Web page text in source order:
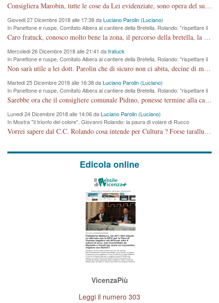
Comune si svegli"
Consigliera Marobin, tutte le cose da Lei evidenziate, sono opera del suo ex Assessore e compagno di Partito Antonio Marco Dalla Pozza Assessore alla "progettazione" di piste ciclabili e altre porcherie. A lui manderei il conto da saldare per incidenti e danni alle persone. E' ora che "finiamola." Avete perso rassegnatevi. qui IL SINDACO RUCCO NON C'ENTRA PER NIENTE. CAPITO!!!!!!!! Amen.
Giovedi 27 Dicembre 2018 alle 17:38 daLuciano Parolin (Luciano)
In Panettone e ruspe, Comitato Albera al cantiere della Bretella. Rolando: "rispettare il
cronoprogramma"
Caro fratuck, conosco molto bene la zona, il percorso della bretella, la situazione dei cittadini, abito in Viale Trento. A partire dal 2003 ho partecipato al Comitato di Maddalene pro bretella, e a riunioni propositive per apportare modifiche al progetto. Numerose mie foto del territorio sono arrivate a Roma, altri miei interventi (non graditi dalla Sx) sono stati pubblicati dal GdV, assieme ad altri come Ciro Asproso, ora favorevole alla bretella. Ho partecipato alla raccolta firme per la chiusura della strada x 5 giorni eseguita dal Sindaco Hullwech per sforamento 180 Micro/g. Pertanto come impegno per la tematica sono apposto con la coscienza. Ora il Progetto è partito, fine! Voglio dire che la nuova Giunta "comunale" non c'entra più. L'opera sarà "malauguratamente" eseguita, ma non con il mio placet. Il Consigliere Comunale dovrebbe capire che la campagna elettorale è finita, con buona pace di tutti. Quello che invece dovrebbe interessare è la proprietà della strada, dall'uscita autostradale Ovest, sino alla Rotatoria dell'Albara, vi sono tre possessori: Autostrade SpA; La Provincia, il Comune. Come la mettiamo per il futuro ? I costi, da 50 sono saliti a 100 milioni di € come dire 20 milioni a KM (!) da non credere. Comunque si farà. Ma nessuno canti Vittoria, anzi meglio non farne un ulteriore fatto "partitico" per questioni elettorali o di seggio. Se mi manda la sua mail, sono disponibile ad inviare i documenti e le foto sopra descritte. Con ossequi, Luciano Parolin
Mercoledi 26 Dicembre 2018 alle 21:41 dafratuck
In Panettone e ruspe, Comitato Albera al cantiere della Bretella. Rolando: "rispettare il
cronoprogramma"
Non sarà utile a lei dott. Parolin che di sicuro non ci abita, decine di migliaia di TIR, automobili e padroncini che passano quotidianamente per una strada appena rotabile, non è più possibile stendere i panni, attraversare la strada senza rischiare la morte, le case stanno crepando, i tempi sono cambiati e la bretella non passerà assolutamente per maddalene (ma cosa sta a dire?!), dia invece responsabilità a chi ha costruito tagliando la strada che doveva invece terminare a isola vicentina e non al moracchino lasciando Motta di Costabissara ancora in panne di traffico. I tempi sono cambiati dottore e se l'anagrafe della vita stagna nell'essere umano impressioni conservatrici, la società non le considera perchè va avanti, si industrializza e ha bisogno di infrastrutture e di sviluppo. Ultima considerazione, se è geloso di Rolando perchè vede in lui solo campagne politiche mentre si difendono i SOLI diritti dei cittadini, la preghiamo faccia considerazioni più appropriate. Saluti e complimenti per i suoi scritti.
Martedi 25 Dicembre 2018 alle 16:38 daLuciano Parolin (Luciano)
In Panettone e ruspe, Comitato Albera al cantiere della Bretella. Rolando: "rispettare il
cronoprogramma"
Sarebbe ora che il consigliere comunale Pidino, ponesse termine alla campagna elettorale nel territorio del suo seggio Villaggio del Sole. La tiraca è iniziata, distruggerà 6 km di prateria ovest della città, ricca di fonti e sorgenti d'acqua. I cittadini di Maddalene non avranno più Pace la notte. Molta colpa per la costruzione di questa Strada è proprio del signor Rolando,dei suoi gazebo mobili e che vuol far passare questa opera VANDALICA come progetto "utile" a chi ? Non è cosa seria sig. Rolando!
Lunedi 24 Dicembre 2018 alle 14:06 daLuciano Parolin (Luciano)
In Mostra "Il trionfo del colore", Giovanni Rolando: la paura di volare di Rucco
Vorrei sapere dal C.C. Rolando cosa intende per Cultura ? Forse tarallucci, vino e sagre, o spaghetti tricolori del PD ? Il continuo (s)parlare della mostra a Palazzo Chiericati caro consigliere DANNEGGIA FORTEMENTE l'immagine della città TUTTA e fa deviare i consensi che in RUSSIA (badi bene ex U.R.S.S.) sono ECCELLENTI. A livello artistico l'evento è di alta Valenza culturale, COMPITO di Tutta la Cittadinanza fare il possibile per propagandare l'iniziativa senza farne UN CASO PARTITICO come fa Lei da sempre. Meno Gazebo + Partecipazione! E così sia. Amen.
Edicola online
VicenzaPiù
Leggi il numero 303